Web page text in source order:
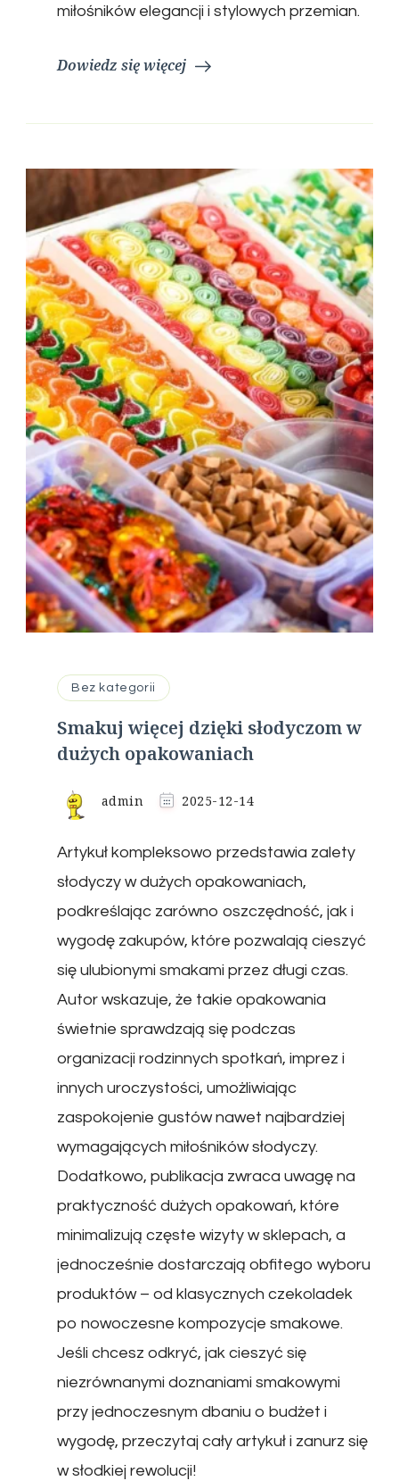
miłośników elegancji i stylowych przemian.
Dowiedz się więcej
Bez kategorii
Smakuj więcej dzięki słodyczom w
dużych opakowaniach
admin 2025-12-14
Artykuł kompleksowo przedstawia zalety
słodyczy w dużych opakowaniach,
podkreślając zarówno oszczędność, jak i
wygodę zakupów, które pozwalają cieszyć
się ulubionymi smakami przez długi czas.
Autor wskazuje, że takie opakowania
świetnie sprawdzają się podczas
organizacji rodzinnych spotkań, imprez i
innych uroczystości, umożliwiając
zaspokojenie gustów nawet najbardziej
wymagających miłośników słodyczy.
Dodatkowo, publikacja zwraca uwagę na
praktyczność dużych opakowań, które
minimalizują częste wizyty w sklepach, a
jednocześnie dostarczają obfitego wyboru
produktów – od klasycznych czekoladek
po nowoczesne kompozycje smakowe.
Jeśli chcesz odkryć, jak cieszyć się
niezrównanymi doznaniami smakowymi
przy jednoczesnym dbaniu o budżet i
wygodę, przeczytaj cały artykuł i zanurz się
w słodkiej rewolucji!